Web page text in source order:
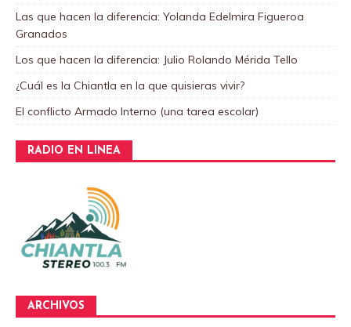
Las que hacen la diferencia: Yolanda Edelmira Figueroa
Granados
Los que hacen la diferencia: Julio Rolando Mérida Tello
¿Cuál es la Chiantla en la que quisieras vivir?
El conflicto Armado Interno (una tarea escolar)
RADIO EN LINEA
ARCHIVOS